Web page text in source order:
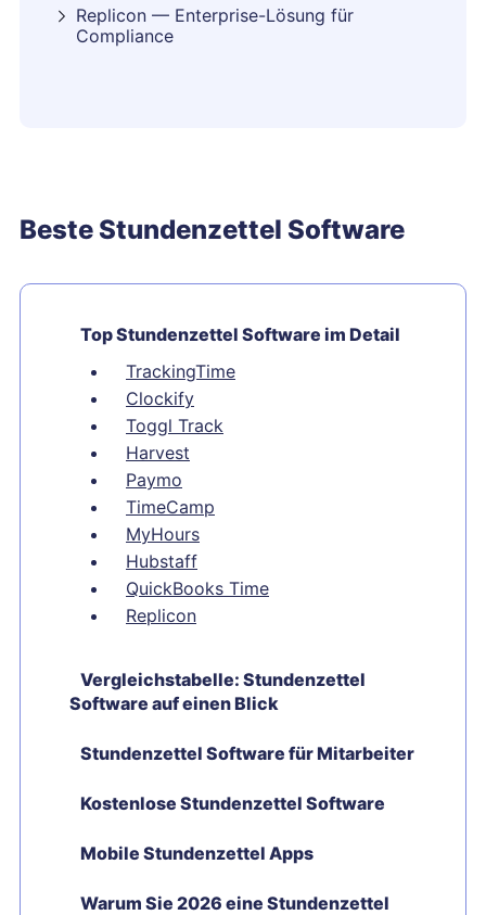
Replicon — Enterprise-Lösung für
Compliance
Beste Stundenzettel Software
Top Stundenzettel Software im Detail
TrackingTime
Clockify
Toggl Track
Harvest
Paymo
TimeCamp
MyHours
Hubstaff
QuickBooks Time
Replicon
Vergleichstabelle: Stundenzettel
Software auf einen Blick
Stundenzettel Software für Mitarbeiter
Kostenlose Stundenzettel Software
Mobile Stundenzettel Apps
Warum Sie 2026 eine Stundenzettel